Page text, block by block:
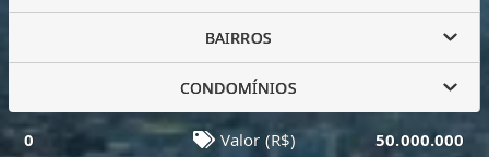
BAIRROS
CONDOMÍNIOS
0 Valor (R$) 50.000.000